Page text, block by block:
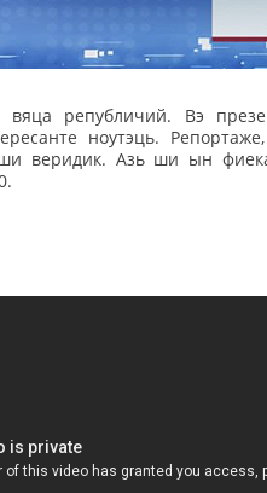
вяца републичий. Вэ
ноутэць.
ши веридик. Азь ши ын